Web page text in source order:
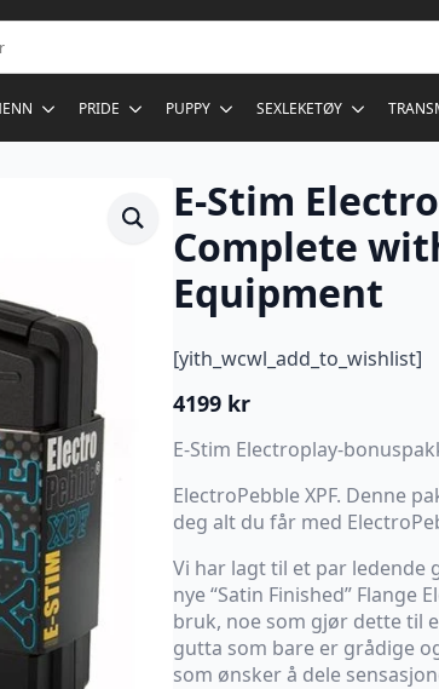
PRIDE PUPPY SEXLEKETØY
E-Stim
Complete
Equipment
[yith_wcwl_add_to_wishlist]
4199 kr
E-Stim Electroplay-
ElectroPebble XPF. Denne
deg alt du får med
Vi har lagt til et par ledende
nye “Satin Finished” Flange
bruk, noe som gjør dette til
gutta som bare er grådige
som ønsker å dele